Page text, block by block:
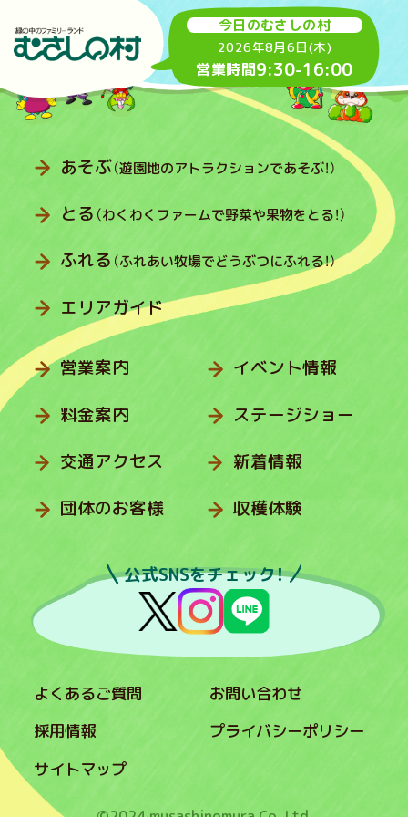
今日のむさしの村
2026年8月6日(木)
営業時間9:30-16:00
あそぶ（遊園地のアトラクションであそぶ！）
とる （わくわくファームで野菜や果物をとる！）
ふれる （ふれあい牧場でどうぶつにふれる！）
エリアガイド
営業案内
料金案内
交通アクセス
団体のお客様
イベント情報
ステージショー
新着情報
収穫体験
公式SNSをチェック！
よくあるご質問
お問い合わせ
採用情報
プライバシーポリシー
サイトマップ